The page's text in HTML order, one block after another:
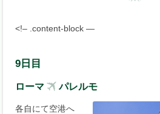
<!– .content-block —
9日目
ローマ パレルモ
各自にて空港へ